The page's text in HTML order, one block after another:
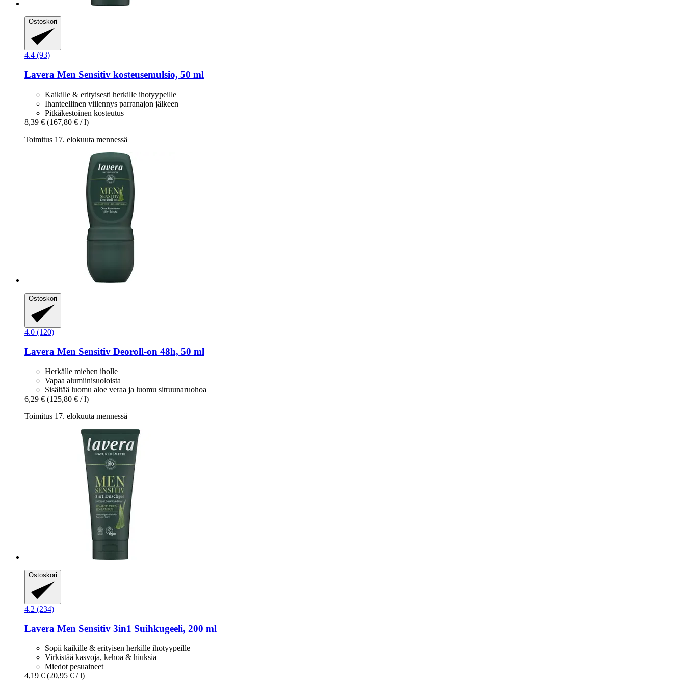
Ostoskori
4.4 (93)
Lavera Men Sensitiv kosteusemulsio, 50 ml
Kaikille & erityisesti herkille ihotyypeille
Ihanteellinen viilennys parranajon jälkeen
Pitkäkestoinen kosteutus
8,39 € (167,80 € / l)
Toimitus 17. elokuuta mennessä
Ostoskori
4.0 (120)
Lavera Men Sensitiv Deoroll-​on 48h, 50 ml
Herkälle miehen iholle
Vapaa alumiinisuoloista
Sisältää luomu aloe veraa ja luomu sitruunaruohoa
6,29 € (125,80 € / l)
Toimitus 17. elokuuta mennessä
Ostoskori
4.2 (234)
Lavera Men Sensitiv 3in1 Suihkugeeli, 200 ml
Sopii kaikille & erityisen herkille ihotyypeille
Virkistää kasvoja, kehoa & hiuksia
Miedot pesuaineet
4,19 € (20,95 € / l)